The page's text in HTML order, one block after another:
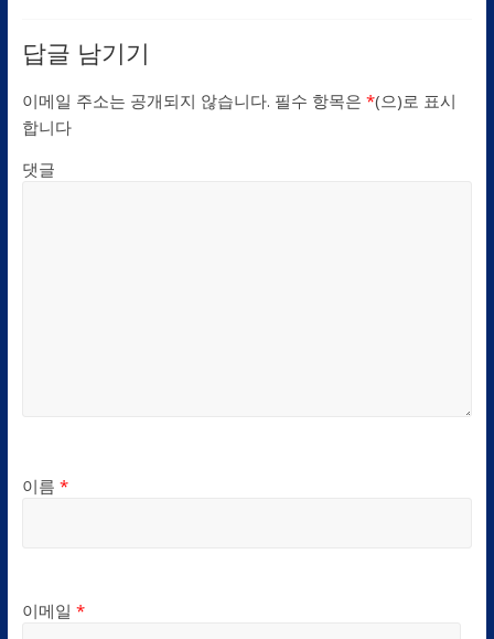
답글 남기기
이메일 주소는 공개되지 않습니다. 필수 항목은 *(으)로 표시
합니다
댓글
이름 *
이메일 *